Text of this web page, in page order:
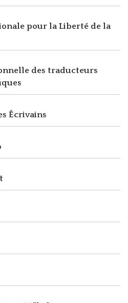
pour la Liberté de la
des traducteurs
Écrivains